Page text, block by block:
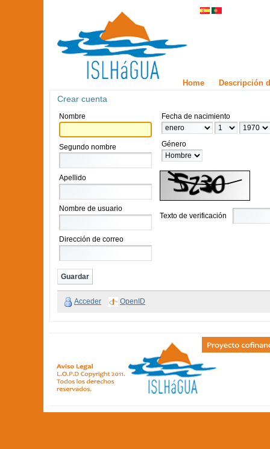
Home Descripción
Crear cuenta
Nombre
Segundo nombre
Apellido
Nombre de usuario
Dirección de correo
Fecha de nacimiento
Género
Texto de verificación
Acceder OpenID